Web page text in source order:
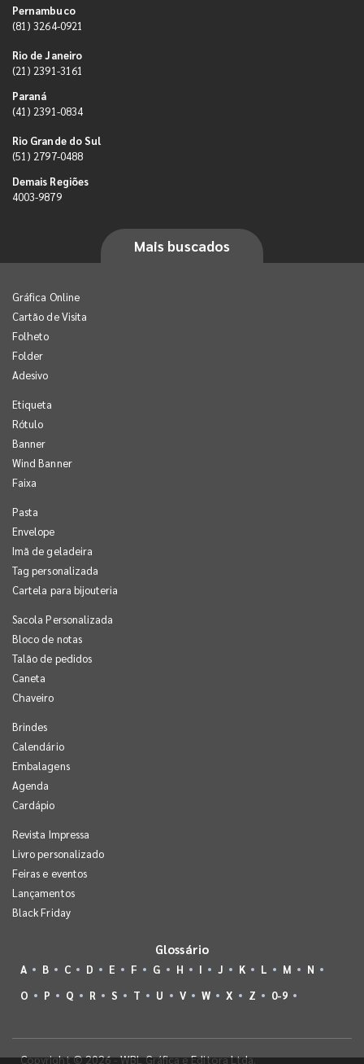
Pernambuco
(81) 3264-0921
Rio de Janeiro
(21) 2391-3161
Paraná
(41) 2391-0834
Rio Grande do Sul
(51) 2797-0488
Demais Regiões
4003-9879
Mais buscados
Gráfica Online
Cartão de Visita
Folheto
Folder
Adesivo
Etiqueta
Rótulo
Banner
Wind Banner
Faixa
Pasta
Envelope
Imã de geladeira
Tag personalizada
Cartela para bijouteria
Sacola Personalizada
Bloco de notas
Talão de pedidos
Caneta
Chaveiro
Brindes
Calendário
Embalagens
Agenda
Cardápio
Revista Impressa
Livro personalizado
Feiras e eventos
Lançamentos
Black Friday
Glossário
A B C D E F G H I J K L M
N
O
P Q R S T U V W X Z 0-9
Copyright © 2026 - WBL Gráfica e Editora Ltda.